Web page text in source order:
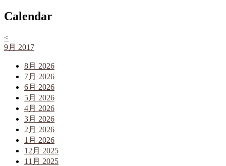
Calendar
<
9月 2017
8月 2026
7月 2026
6月 2026
5月 2026
4月 2026
3月 2026
2月 2026
1月 2026
12月 2025
11月 2025